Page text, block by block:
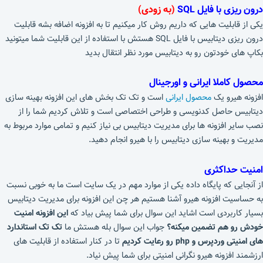
درون ریزی با فایل SQL (به زودی)
یکی از قابلیت هایی که داریم روش کار میکنیم تا به افزونه اضافه بشه قابلیت
درون ریزی دیتابیس با فایل SQL هستش با استفاده از این قابلیت شما میتونید
بکاپ های خودتون رو به دیتابیس مورد نظر انتقال بدید
محصول کاملا ایرانی و اورجینال
افزونه هیرو یکمحصول ایرانیاست و تک تک بخش های این افزونه بهینه سازی
دیتابیس حاصل کدنویسی و طراحی اختصاصی است و تلاش کردیم شما را از
نصب سایر افزونه ها برای مدیریت دیتابیس بی نیاز کنیم و تمامی موارد مربوط به
مدیریت و بهینه سازی دیتابیس را با هیرو انجام دهید.
امنیت حداکثری
از آنجایی که پایگاه داده یکی از موارد مهم در یک سایت است ما به خوبی نسبت
به حساسيت افزونه هیرو آشنا هستیم هر چن این افزونه برای مدیریت دیتابیس
بسیار کاربردی است اشاید این سوال برای شما پیش بیاد کهاین افزونه امنیت
خودش رو هم تضمین میکنه؟ جواب این سوال بله هستش ما تک تک استاندارد
های امنیتی وردپرس و php رو رعایت کردیم
تا در کنار استفاده‌ از قابلیت های
ارزشمند افزونه هیرو نگرانی امنیتی برای شما پیش نیاد.